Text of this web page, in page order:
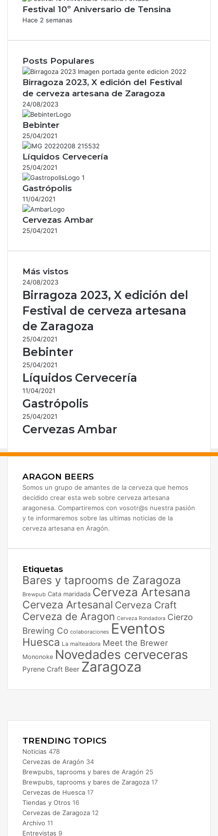
Festival 10º Aniversario de Tensina
Hace 2 semanas
Posts Populares
Birragoza 2023, X edición del Festival
de cerveza artesana de Zaragoza
24/08/2023
Bebinter
25/04/2021
Líquidos Cervecería
25/04/2021
Gastrópolis
11/04/2021
Cervezas Ambar
25/04/2021
Más vistos
24/08/2023
Birragoza 2023, X edición del
Festival de cerveza artesana
de Zaragoza
25/04/2021
Bebinter
25/04/2021
Líquidos Cervecería
11/04/2021
Gastrópolis
25/04/2021
Cervezas Ambar
ARAGON BEERS
Somos un grupo de amantes de la cerveza que hemos
decidido crear esta web sobre cerveza artesana
aragonesa. Compartiremos con vosotr@s nuestra pasión
y te informaremos sobre las ultimas noticias de la
cerveza artesana en Aragón.
Etiquetas
Bares y taprooms de Zaragoza
Brewpub Cata maridada Cerveza Artesana
Cerveza Artesanal Cerveza Craft
Cerveza de Aragon Cerveza Rondadora Cierzo
Brewing Co colaboraciones Eventos
Huesca La malteadora Meet the Brewer
Mononoke Novedades cerveceras
Pyrene Craft Beer Zaragoza
TRENDING TOPICS
Noticias 478
Cervezas de Aragón 34
Brewpubs, taprooms y bares de Aragón 25
Brewpubs, taprooms y bares de Zaragoza 17
Cervezas de Huesca 17
Tiendas y Otros 16
Cervezas de Zaragoza 12
Archivo 11
Entrevistas 9